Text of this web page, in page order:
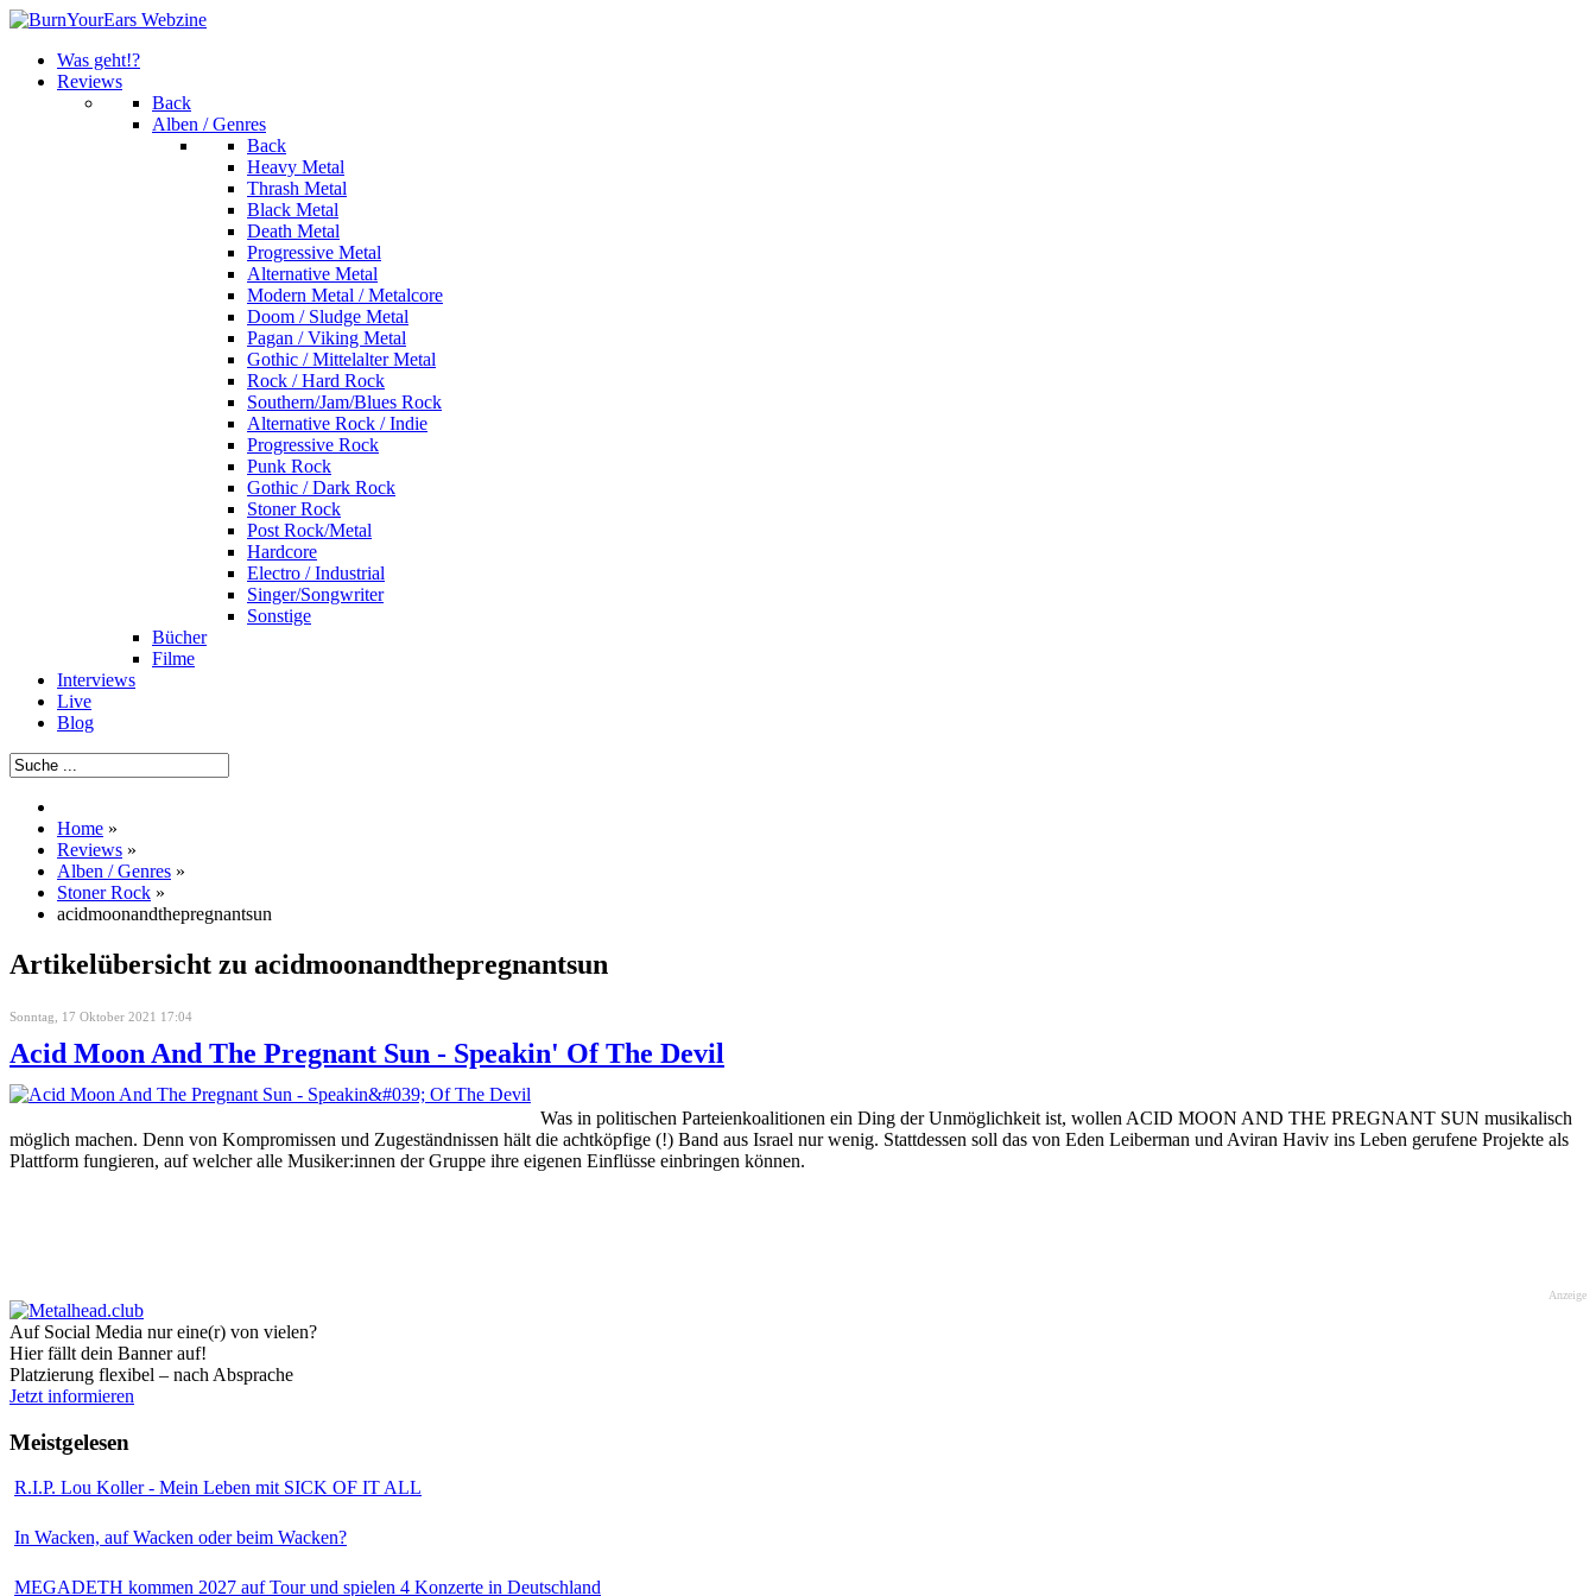
Was geht!?
Reviews
Back
Alben / Genres
Back
Heavy Metal
Thrash Metal
Black Metal
Death Metal
Progressive Metal
Alternative Metal
Modern Metal / Metalcore
Doom / Sludge Metal
Pagan / Viking Metal
Gothic / Mittelalter Metal
Rock / Hard Rock
Southern/Jam/Blues Rock
Alternative Rock / Indie
Progressive Rock
Punk Rock
Gothic / Dark Rock
Stoner Rock
Post Rock/Metal
Hardcore
Electro / Industrial
Singer/Songwriter
Sonstige
Bücher
Filme
Interviews
Live
Blog
Home »
Reviews »
Alben / Genres »
Stoner Rock »
acidmoonandthepregnantsun
Artikelübersicht zu acidmoonandthepregnantsun
Sonntag, 17 Oktober 2021 17:04
Acid Moon And The Pregnant Sun - Speakin' Of The Devil
Was in politischen Parteienkoalitionen ein Ding der Unmöglichkeit ist, wollen ACID MOON AND THE PREGNANT SUN musikalisch
möglich machen. Denn von Kompromissen und Zugeständnissen hält die achtköpfige (!) Band aus Israel nur wenig. Stattdessen soll das von Eden Leiberman und Aviran Haviv ins Leben gerufene Projekte als
Plattform fungieren, auf welcher alle Musiker:innen der Gruppe ihre eigenen Einflüsse einbringen können.
Anzeige
Auf Social Media nur eine(r) von vielen?
Hier fällt dein Banner auf!
Platzierung flexibel – nach Absprache
Jetzt informieren
Meistgelesen
R.I.P. Lou Koller - Mein Leben mit SICK OF IT ALL
In Wacken, auf Wacken oder beim Wacken?
MEGADETH kommen 2027 auf Tour und spielen 4 Konzerte in Deutschland